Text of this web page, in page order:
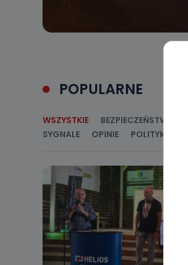
POPULARNE
WSZYSTKIE BEZPIECZEŃSTWO
SYGNALE
OPINIE POLITYKA